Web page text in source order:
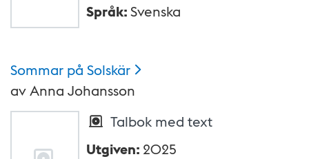
Språk:Svenska
Sommar på Solskär
avAnna Johansson
Talbok med text
Utgiven: 2025